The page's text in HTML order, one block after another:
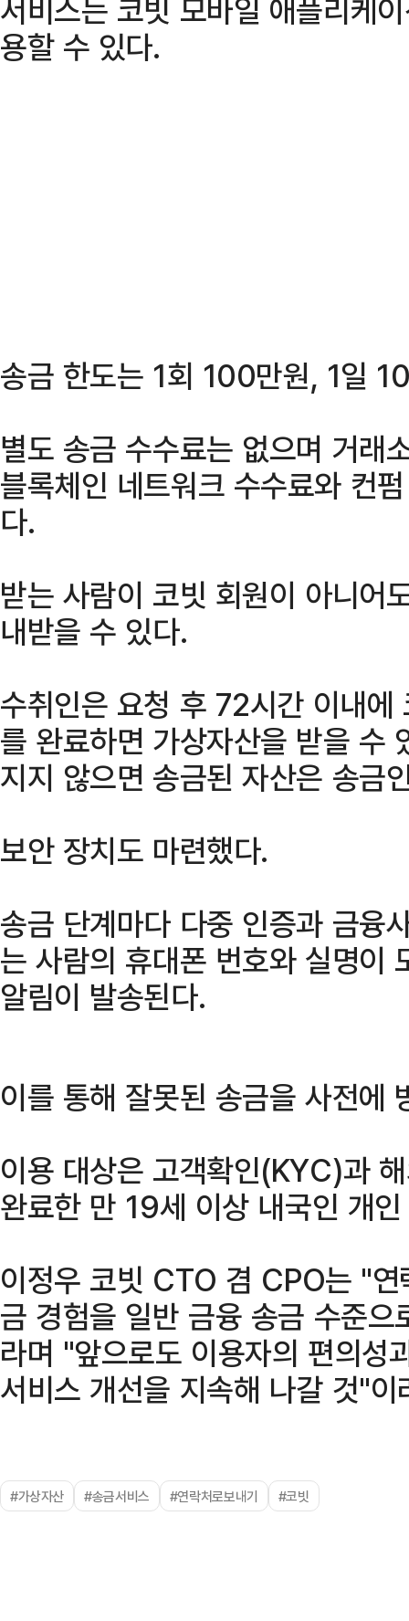
서비스는 코빗 모바일 애플리케
용할 수 있다.
송금 한도는 1회 100만원, 1일
별도 송금 수수료는 없으며 거래
블록체인 네트워크 수수료와 컨
다.
받는 사람이 코빗 회원이 아니어
내받을 수 있다.
수취인은 요청 후 72시간 이내
를 완료하면 가상자산을 받을 수
지지 않으면 송금된 자산은 송금
보안 장치도 마련했다.
송금 단계마다 다중 인증과 금융
는 사람의 휴대폰 번호와 실명이
알림이 발송된다.
이를 통해 잘못된 송금을 사전에
이용 대상은 고객확인(KYC)과
완료한 만 19세 이상 내국인 개
이정우 코빗 CTO 겸 CPO는 "연
금 경험을 일반 금융 송금 수준
라며 "앞으로도 이용자의 편의성
서비스 개선을 지속해 나갈 것"이
#가상자산 #송금서비스 #연락처로보내기 #코빗